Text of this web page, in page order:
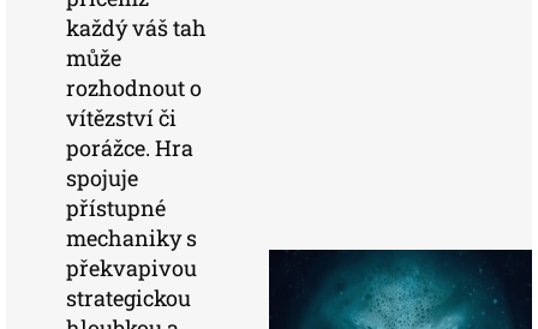
každý váš tah
může
rozhodnout o
vítězství či
porážce. Hra
spojuje
přístupné
mechaniky s
překvapivou
strategickou